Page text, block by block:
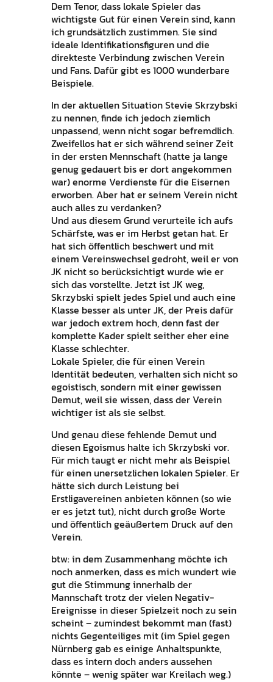
Dem Tenor, dass lokale Spieler das
wichtigste Gut für einen Verein sind, kann
ich grundsätzlich zustimmen. Sie sind
ideale Identifikationsfiguren und die
direkteste Verbindung zwischen Verein
und Fans. Dafür gibt es 1000 wunderbare
Beispiele.
In der aktuellen Situation Stevie Skrzybski
zu nennen, finde ich jedoch ziemlich
unpassend, wenn nicht sogar befremdlich.
Zweifellos hat er sich während seiner Zeit
in der ersten Mennschaft (hatte ja lange
genug gedauert bis er dort angekommen
war) enorme Verdienste für die Eisernen
erworben. Aber hat er seinem Verein nicht
auch alles zu verdanken?
Und aus diesem Grund verurteile ich aufs
Schärfste, was er im Herbst getan hat. Er
hat sich öffentlich beschwert und mit
einem Vereinswechsel gedroht, weil er von
JK nicht so berücksichtigt wurde wie er
sich das vorstellte. Jetzt ist JK weg,
Skrzybski spielt jedes Spiel und auch eine
Klasse besser als unter JK, der Preis dafür
war jedoch extrem hoch, denn fast der
komplette Kader spielt seither eher eine
Klasse schlechter.
Lokale Spieler, die für einen Verein
Identität bedeuten, verhalten sich nicht so
egoistisch, sondern mit einer gewissen
Demut, weil sie wissen, dass der Verein
wichtiger ist als sie selbst.
Und genau diese fehlende Demut und
diesen Egoismus halte ich Skrzybski vor.
Für mich taugt er nicht mehr als Beispiel
für einen unersetzlichen lokalen Spieler. Er
hätte sich durch Leistung bei
Erstligavereinen anbieten können (so wie
er es jetzt tut), nicht durch große Worte
und öffentlich geäußertem Druck auf den
Verein.
btw: in dem Zusammenhang möchte ich
noch anmerken, dass es mich wundert wie
gut die Stimmung innerhalb der
Mannschaft trotz der vielen Negativ-
Ereignisse in dieser Spielzeit noch zu sein
scheint – zumindest bekommt man (fast)
nichts Gegenteiliges mit (im Spiel gegen
Nürnberg gab es einige Anhaltspunkte,
dass es intern doch anders aussehen
könnte – wenig später war Kreilach weg.)